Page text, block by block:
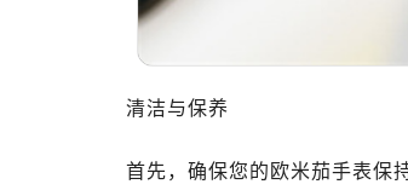
哈尔滨市道里区友
大连市中山区人民路
佛山市禅城区季华五
无锡市梁溪区人民中
清洁与保养
首先，确保您的欧米茄手表保